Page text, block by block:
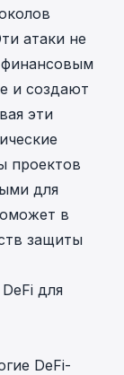
атаки не
финансовым
и создают
эти
проектов
для
в
защиты
для
DeFi-